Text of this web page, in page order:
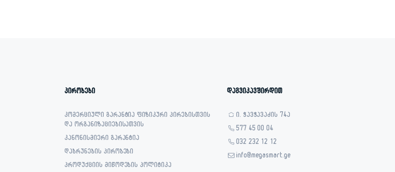
პირობები
კომერციული გარანტია ფიზიკური პირებისთვის
და ორგანიზაციებისათვის
კანონისმიერი გარანტია
დაბრუნების პირობები
პროდუქციის მიწოდების პოლიტიკა
დაგვიკავშირდით
ი. ჭავჭავაძის 74ა
577 45 00 04
032 232 12 12
info@megasmart.ge